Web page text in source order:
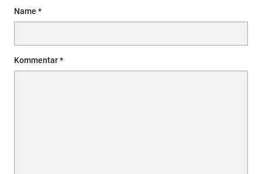
Name
Kommentar